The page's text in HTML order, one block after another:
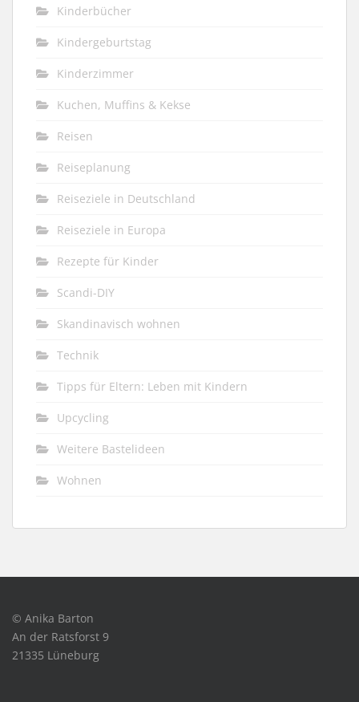
Kinderbücher
Kindergeburtstag
Kinderzimmer
Kuchen, Muffins & Kekse
Reisen
Reiseplanung
Reiseziele in Deutschland
Reiseziele in Europa
Rezepte für Kinder
Scandi-DIY
Skandinavisch wohnen
Technik
Tipps für Eltern: Leben mit Kindern
Upcycling
Weitere Bastelideen
Wohnen
© Anika Barton
An der Ratsforst 9
21335 Lüneburg